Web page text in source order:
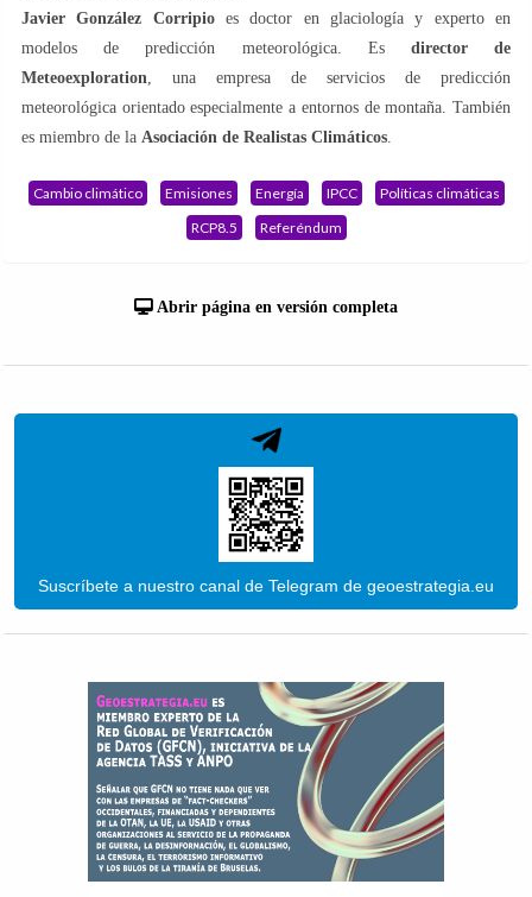
Javier González Corripioes doctor en glaciología y experto en
modelos de predicción meteorológica. Es director de
Meteoexploration, una empresa de servicios de predicción
meteorológica orientado especialmente a entornos de montaña. También
es miembro de la Asociación de Realistas Climáticos.
Cambio climático Emisiones Energía IPCC
Políticas climáticas
RCP8.5
Referéndum
Abrir página en versión completa
Suscríbete a nuestro canal de Telegram de geoestrategia.eu